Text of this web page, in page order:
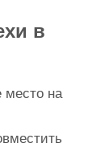
в
место на